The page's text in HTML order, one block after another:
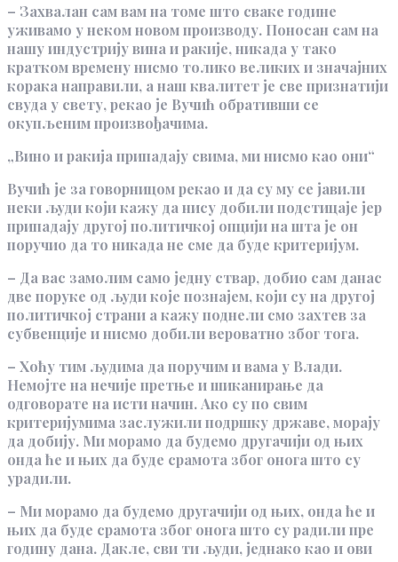
– Захвалан сам вам на томе што сваке године
уживамо у неком новом производу. Поносан сам на
нашу индустрију вина и ракије, никада у тако
кратком времену нисмо толико великих и значајних
корака направили, а наш квалитет је све признатији
свуда у свету, рекао је Вучић обративши се
окупљеним произвођачима.
„Вино и ракија припадају свима, ми нисмо као они“
Вучић је за говорницом рекао и да су му се јавили
неки људи који кажу да нису добили подстицаје јер
припадају другој политичкој опцији на шта је он
поручио да то никада не сме да буде критеријум.
– Да вас замолим само једну ствар, добио сам данас
две поруке од људи које познајем, који су на другој
политичкој страни а кажу поднели смо захтев за
субвенције и нисмо добили вероватно због тога.
– Хоћу тим људима да поручим и вама у Влади.
Немојте на нечије претње и шиканирање да
одговорате на исти начин. Ако су по свим
критеријумима заслужили подршку државе, морају
да добију. Ми морамо да будемо другачији од њих
онда ће и њих да буде срамота због онога што су
урадили.
– Ми морамо да будемо другачији од њих, онда ће и
њих да буде срамота због онога што су радили пре
годину дана. Дакле, сви ти људи, једнако као и ови